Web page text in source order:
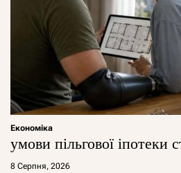
Економіка
умови пільгової іпотеки
8 Серпня, 2026